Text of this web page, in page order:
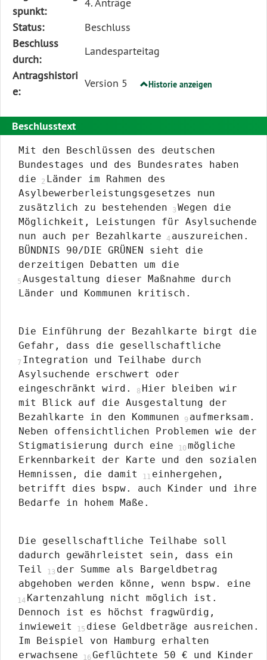
den
Status,
die
Antragstellerin
und
verschiedene
zum
Antrag
spunkt:
Status:
Beschluss
Beschluss
durch:
Landesparteitag
Antragshistori
e:
Version 5 Historie anzeigen
Beschlusstext
Mit den Beschlüssen des deutschen
Bundestages und des Bundesrates haben
die Länder im Rahmen des
Asylbewerberleistungsgesetzes nun
zusätzlich zu bestehenden Wegen die
Möglichkeit, Leistungen für Asylsuchende
nun auch per Bezahlkarte auszureichen.
BÜNDNIS 90/DIE GRÜNEN sieht die
derzeitigen Debatten um die
Ausgestaltung dieser Maßnahme durch
Länder und Kommunen kritisch.
Die Einführung der Bezahlkarte birgt die
Gefahr, dass die gesellschaftliche
Integration und Teilhabe durch
Asylsuchende erschwert oder
eingeschränkt wird. Hier bleiben wir
mit Blick auf die Ausgestaltung der
Bezahlkarte in den Kommunen aufmerksam.
Neben offensichtlichen Problemen wie der
Stigmatisierung durch eine
mögliche
Erkennbarkeit der Karte und den sozialen
Hemnissen, die damit
einhergehen,
betrifft dies bspw. auch Kinder und ihre
Bedarfe in hohem Maße.
Die gesellschaftliche Teilhabe soll
dadurch gewährleistet sein, dass ein
Teil
der Summe als Bargeldbetrag
abgehoben werden könne, wenn bspw. eine
Kartenzahlung nicht möglich ist.
Dennoch ist es höchst fragwürdig,
inwieweit
diese Geldbeträge ausreichen.
Im Beispiel von Hamburg erhalten
erwachsene
Geflüchtete 50 € und Kinder